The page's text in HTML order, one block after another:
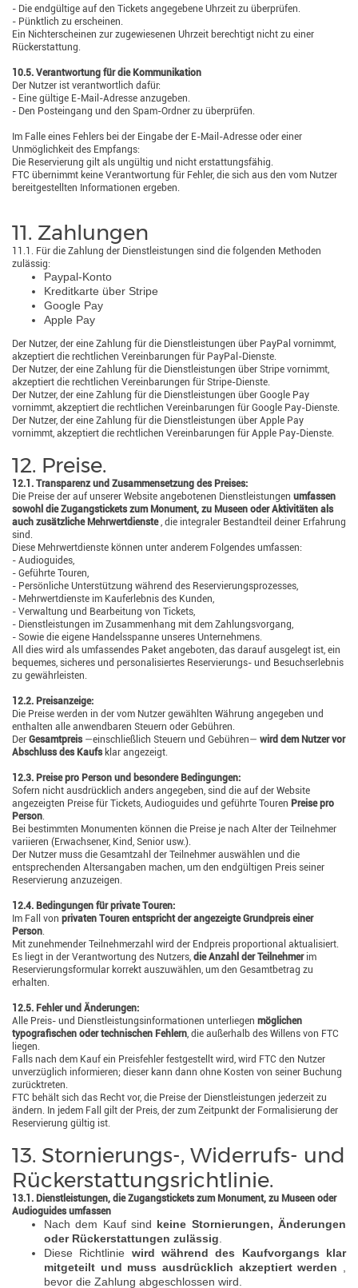
- Die endgültige auf den Tickets angegebene Uhrzeit zu überprüfen.
- Pünktlich zu erscheinen.
Ein Nichterscheinen zur zugewiesenen Uhrzeit berechtigt nicht zu einer
Rückerstattung.
10.5. Verantwortung für die Kommunikation
Der Nutzer ist verantwortlich dafür:
- Eine gültige E-Mail-Adresse anzugeben.
- Den Posteingang und den Spam-Ordner zu überprüfen.
Im Falle eines Fehlers bei der Eingabe der E-Mail-Adresse oder einer
Unmöglichkeit des Empfangs:
Die Reservierung gilt als ungültig und nicht erstattungsfähig.
FTC übernimmt keine Verantwortung für Fehler, die sich aus den vom Nutzer
bereitgestellten Informationen ergeben.
11. Zahlungen
11.1. Für die Zahlung der Dienstleistungen sind die folgenden Methoden
zulässig:
Paypal-Konto
Kreditkarte über Stripe
Google Pay
Apple Pay
Der Nutzer, der eine Zahlung für die Dienstleistungen über PayPal vornimmt,
akzeptiert die rechtlichen Vereinbarungen für PayPal-Dienste.
Der Nutzer, der eine Zahlung für die Dienstleistungen über Stripe vornimmt,
akzeptiert die rechtlichen Vereinbarungen für Stripe-Dienste.
Der Nutzer, der eine Zahlung für die Dienstleistungen über Google Pay
vornimmt, akzeptiert die rechtlichen Vereinbarungen für Google Pay-Dienste.
Der Nutzer, der eine Zahlung für die Dienstleistungen über Apple Pay
vornimmt, akzeptiert die rechtlichen Vereinbarungen für Apple Pay-Dienste.
12. Preise.
12.1. Transparenz und Zusammensetzung des Preises:
Die Preise der auf unserer Website angebotenen Dienstleistungen umfassen
sowohl die Zugangstickets zum Monument, zu Museen oder Aktivitäten als
auch zusätzliche Mehrwertdienste, die integraler Bestandteil deiner Erfahrung
sind.
Diese Mehrwertdienste können unter anderem Folgendes umfassen:
- Audioguides,
- Geführte Touren,
- Persönliche Unterstützung während des Reservierungsprozesses,
- Mehrwertdienste im Kauferlebnis des Kunden,
- Verwaltung und Bearbeitung von Tickets,
- Dienstleistungen im Zusammenhang mit dem Zahlungsvorgang,
- Sowie die eigene Handelsspanne unseres Unternehmens.
All dies wird als umfassendes Paket angeboten, das darauf ausgelegt ist, ein
bequemes, sicheres und personalisiertes Reservierungs- und Besuchserlebnis
zu gewährleisten.
12.2. Preisanzeige:
Die Preise werden in der vom Nutzer gewählten Währung angegeben und
enthalten alle anwendbaren Steuern oder Gebühren.
Der Gesamtpreis —einschließlich Steuern und Gebühren— wird dem Nutzer vor
Abschluss des Kaufsklar angezeigt.
12.3. Preise pro Person und besondere Bedingungen:
Sofern nicht ausdrücklich anders angegeben, sind die auf der Website
angezeigten Preise für Tickets, Audioguides und geführte Touren Preise pro
Person.
Bei bestimmten Monumenten können die Preise je nach Alter der Teilnehmer
variieren (Erwachsener, Kind, Senior usw.).
Der Nutzer muss die Gesamtzahl der Teilnehmer auswählen und die
entsprechenden Altersangaben machen, um den endgültigen Preis seiner
Reservierung anzuzeigen.
12.4. Bedingungen für private Touren:
Im Fall von privaten Touren entspricht der angezeigte Grundpreis einer
Person.
Mit zunehmender Teilnehmerzahl wird der Endpreis proportional aktualisiert.
Es liegt in der Verantwortung des Nutzers, die Anzahl der Teilnehmerim
Reservierungsformular korrekt auszuwählen, um den Gesamtbetrag zu
erhalten.
12.5. Fehler und Änderungen:
Alle Preis- und Dienstleistungsinformationen unterliegen möglichen
typografischen oder technischen Fehlern, die außerhalb des Willens von FTC
liegen.
Falls nach dem Kauf ein Preisfehler festgestellt wird, wird FTC den Nutzer
unverzüglich informieren; dieser kann dann ohne Kosten von seiner Buchung
zurücktreten.
FTC behält sich das Recht vor, die Preise der Dienstleistungen jederzeit zu
ändern. In jedem Fall gilt der Preis, der zum Zeitpunkt der Formalisierung der
Reservierung gültig ist.
13. Stornierungs-, Widerrufs- und
Rückerstattungsrichtlinie.
13.1. Dienstleistungen, die Zugangstickets zum Monument, zu Museen oder
Audioguides umfassen
Nach dem Kauf sind
keine Stornierungen, Änderungen
oder Rückerstattungen zulässig.
Diese Richtlinie wird während des Kaufvorgangs klar
mitgeteilt und muss ausdrücklich akzeptiert werden ,
bevor die Zahlung abgeschlossen wird.